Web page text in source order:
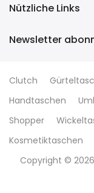
Nützliche Links
Newsletter
Clutch
Handtaschen
Shopper
Kosmetiktaschen
Copyright © 2026